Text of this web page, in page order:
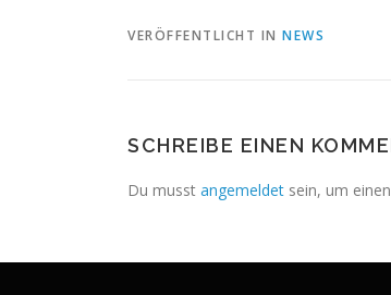
VERÖFFENTLICHT IN NEWS
SCHREIBE EINEN
Du musst angemeldet sein, um